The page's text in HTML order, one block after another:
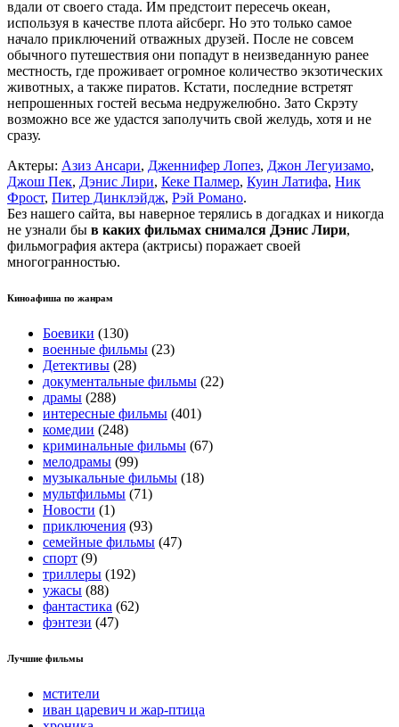
вдали от своего стада. Им предстоит пересечь океан,
используя в качестве плота айсберг. Но это только самое
начало приключений отважных друзей. После не совсем
обычного путешествия они попадут в неизведанную ранее
местность, где проживает огромное количество экзотических
животных, а также пиратов. Кстати, последние встретят
непрошенных гостей весьма недружелюбно. Зато Скрэту
возможно все же удастся заполучить свой желудь, хотя и не
сразу.
Актеры: Азиз Ансари, Дженнифер Лопез, Джон Легуизамо,
Джош Пек, Дэнис Лири, Кеке Палмер, Куин Латифа, Ник
Фрост, Питер Динклэйдж, Рэй Романо.
Без нашего сайта, вы наверное терялись в догадках и никогда
не узнали бы в каких фильмах снимался Дэнис Лири,
фильмография актера (актрисы) поражает своей
многогранностью.
Киноафиша по жанрам
Боевики (130)
военные фильмы (23)
Детективы (28)
документальные фильмы (22)
драмы (288)
интересные фильмы (401)
комедии (248)
криминальные фильмы (67)
мелодрамы (99)
музыкальные фильмы (18)
мультфильмы (71)
Новости (1)
приключения (93)
семейные фильмы (47)
спорт (9)
триллеры (192)
ужасы (88)
фантастика (62)
фэнтези (47)
Лучшие фильмы
мстители
иван царевич и жар-птица